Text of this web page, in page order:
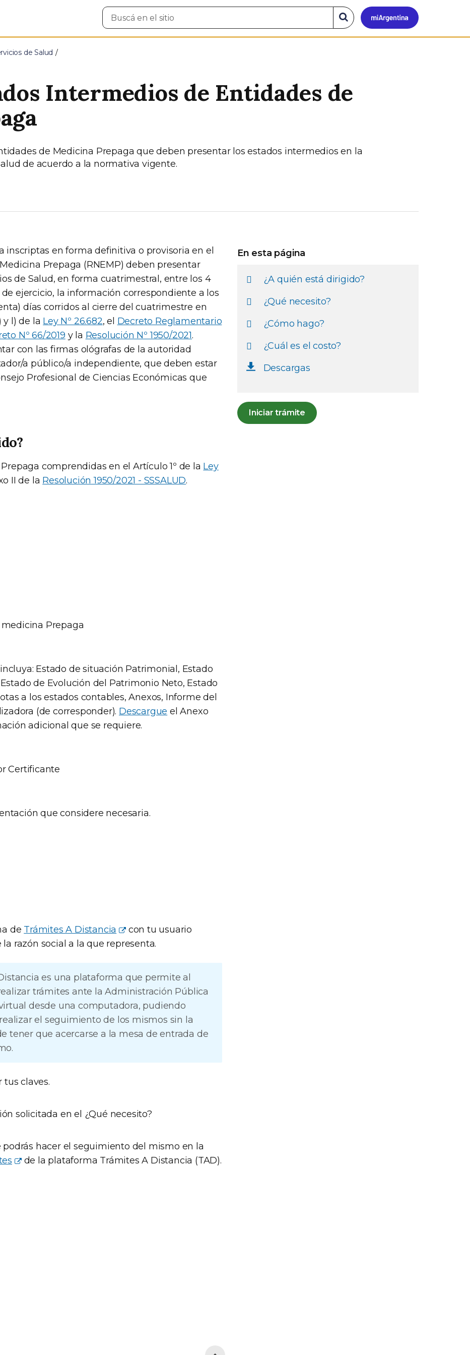
Mi
Buscar
en
Buscar
en
el
de Salud
Intermedios de Entidades de
de Medicina Prepaga que deben presentar los estados intermedios en la
de acuerdo a la normativa vigente.
inscriptas en forma definitiva o provisoria en el
Prepaga (RNEMP) deben presentar
de Salud, en forma cuatrimestral, entre los 4
ejercicio, la información correspondiente a los
días corridos al cierre del cuatrimestre en
l) de la Ley Nº 26.682, el Decreto Reglamentario
Nº 66/2019 y la Resolución Nº 1950/2021.
con las firmas ológrafas de la autoridad
a público/a independiente, que deben estar
Profesional de Ciencias Económicas que
comprendidas en el Artículo 1º de la Ley
II de la Resolución 1950/2021 - SSSALUD.
Prepaga
Estado de situación Patrimonial, Estado
de Evolución del Patrimonio Neto, Estado
a los estados contables, Anexos, Informe del
(de corresponder). Descargue el Anexo
adicional que se requiere.
Certificante
que considere necesaria.
de Trámites A Distancia
con tu usuario
razón social a la que representa.
es una plataforma que permite al
trámites ante la Administración Pública
desde una computadora, pudiendo
el seguimiento de los mismos sin la
tener que acercarse a la mesa de entrada de
tus claves.
solicitada en el ¿Qué necesito?
hacer el seguimiento del mismo en la
de la plataforma Trámites A Distancia (TAD).
En esta página
¿A quién está dirigido?
¿Qué necesito?
¿Cómo hago?
¿Cuál es el costo?
Descargas
Iniciar trámite